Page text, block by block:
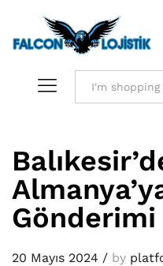
Gönderimi
20 Mayıs 2024 / by